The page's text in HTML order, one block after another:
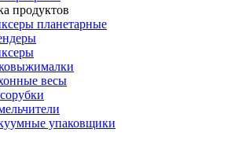
продуктов
планетарные
весы
упаковщики